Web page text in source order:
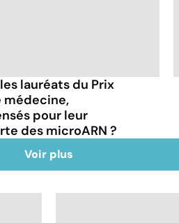
lauréats du Prix
médecine,
pour leur
des microARN ?
Voir plus